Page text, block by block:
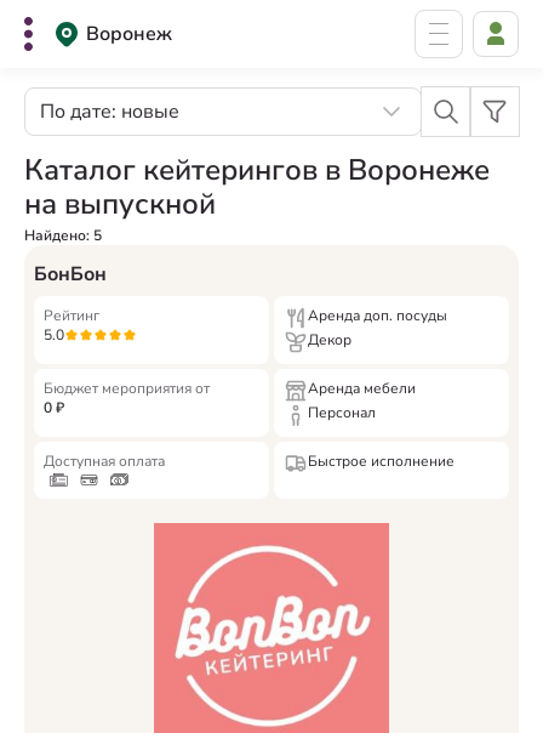
Воронеж
По дате: новые
Каталог кейтерингов в Воронеже
на выпускной
Найдено: 5
БонБон
Рейтинг
5.0
Аренда доп. посуды
Декор
Бюджет мероприятия от
0₽
Аренда мебели
Персонал
Доступная оплата Быстрое исполнение